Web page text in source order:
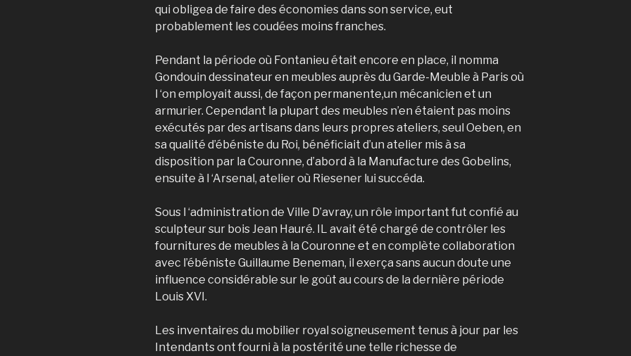
qui obligea de faire des économies dans son service, eut
probablement les coudées moins franches.
Pendant la période où Fontanieu était encore en place, il nomma
Gondouin dessinateur en meubles auprès du Garde-Meuble à Paris où
l ‘on employait aussi, de façon permanente,un mécanicien et un
armurier. Cependant la plupart des meubles n’en étaient pas moins
exécutés par des artisans dans leurs propres ateliers, seul Oeben, en
sa qualité d’ébéniste du Roi, bénéficiait d’un atelier mis à sa
disposition par la Couronne, d’abord à la Manufacture des Gobelins,
ensuite à l ‘Arsenal, atelier où Riesener lui succéda.
Sous l ‘administration de Ville D’avray, un rôle important fut confié au
sculpteur sur bois Jean Hauré. IL avait été chargé de contrôler les
fournitures de meubles à la Couronne et en complète collaboration
avec l’ébéniste Guillaume Beneman, il exerça sans aucun doute une
influence considérable sur le goût au cours de la dernière période
Louis XVI.
Les inventaires du mobilier royal soigneusement tenus à jour par les
Intendants ont fourni à la postérité une telle richesse de